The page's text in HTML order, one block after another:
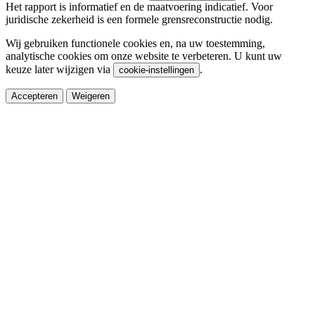
Het rapport is informatief en de maatvoering indicatief. Voor
juridische zekerheid is een formele grensreconstructie nodig.
Wij gebruiken functionele cookies en, na uw toestemming,
analytische cookies om onze website te verbeteren. U kunt uw
keuze later wijzigen via
cookie-instellingen .
Accepteren Weigeren